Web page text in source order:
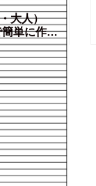
大人）
単に作成
ダウンロ